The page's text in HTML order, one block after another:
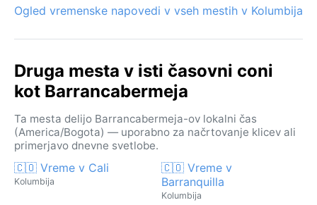
Ogled vremenske napovedi v vseh mestih v Kolumbija
Druga mesta v isti časovni coni
kot Barrancabermeja
Ta mesta delijo Barrancabermeja-ov lokalni čas
(America/Bogota) — uporabno za načrtovanje klicev ali
primerjavo dnevne svetlobe.
🇨🇴 Vreme v Cali
Kolumbija
🇨🇴 Vreme v
Barranquilla
Kolumbija